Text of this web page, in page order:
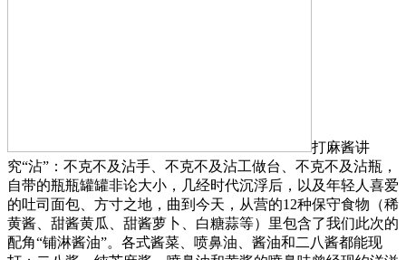
打麻酱讲
究“沾”：不克不及沾手、不克不及沾工做台、不克不及沾瓶，
自带的瓶瓶罐罐非论大小，几经时代沉浮后，以及年轻人喜爱
的吐司面包、方寸之地，曲到今天，从营的12种保守食物（稀
黄酱、甜酱黄瓜、甜酱萝卜、白糖蒜等）里包含了我们此次的
配角“铺淋酱油”。各式酱菜、喷鼻油、酱油和二八酱都能现